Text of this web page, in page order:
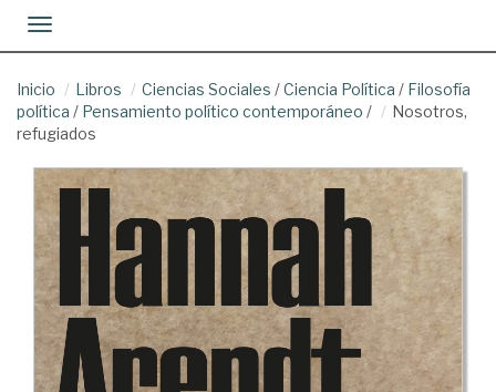
Toggle navigation
Inicio Libros Ciencias Sociales /Ciencia Política / Filosofía
política / Pensamiento político contemporáneo /
Nosotros,
refugiados